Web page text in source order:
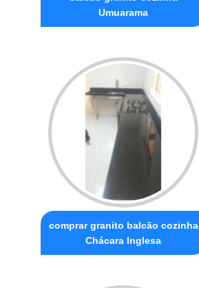
Umuarama
comprar granito balcão cozinha
Chácara Inglesa